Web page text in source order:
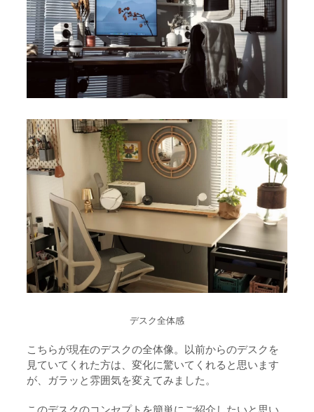
4-2.
外部モニター｜DELL ”U2723QX”
4-3.
モニターライト｜BenQ ”ScreenBar Halo”
モニターアーム｜サンワダイレクト ”100-
LA050”
5.
【周辺機器】デスク上のPC周辺機器やガジ
ェット
キーボード｜ EPOMAKER ”CIDOO V65”
5-2.
デスクマット：KEEBMAT
5-3.マウス｜DARMOSHARK ”M3s Varun 2K”
マウス2｜Logicool ”MX Master 3S”
5-5.
スピーカー｜Audioengine ”A2+ Wireless”
5-8.
SDカードリーダー｜UGREEN
Wireless Charging Pad”
デスク全体感
こちらが現在のデスクの全体像。以前からのデスクを
見ていてくれた方は、変化に驚いてくれると思います
が、ガラッと雰囲気を変えてみました。
このデスクのコンセプトを簡単にご紹介したいと思い